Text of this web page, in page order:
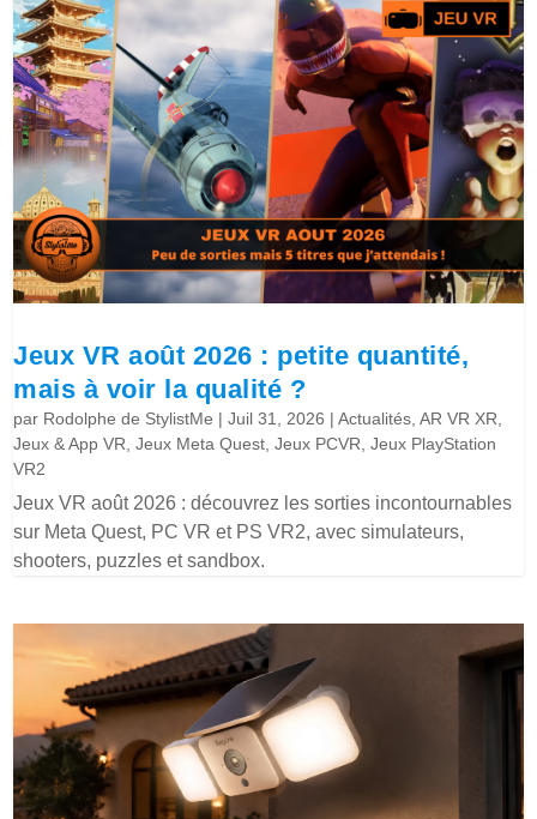
Jeux VR août 2026 : petite quantité,
mais à voir la qualité ?
par Rodolphe de StylistMe |Juil 31, 2026 |Actualités,AR VR XR,
Jeux & App VR,Jeux Meta Quest,Jeux PCVR,Jeux PlayStation
VR2
Jeux VR août 2026 : découvrez les sorties incontournables
sur Meta Quest, PC VR et PS VR2, avec simulateurs,
shooters, puzzles et sandbox.